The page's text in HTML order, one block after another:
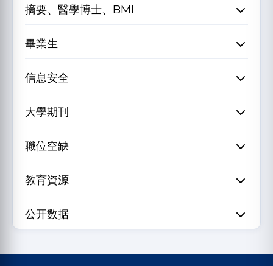
摘要、醫學博士、BMI
畢業生
信息安全
大學期刊
職位空缺
教育資源
公开数据